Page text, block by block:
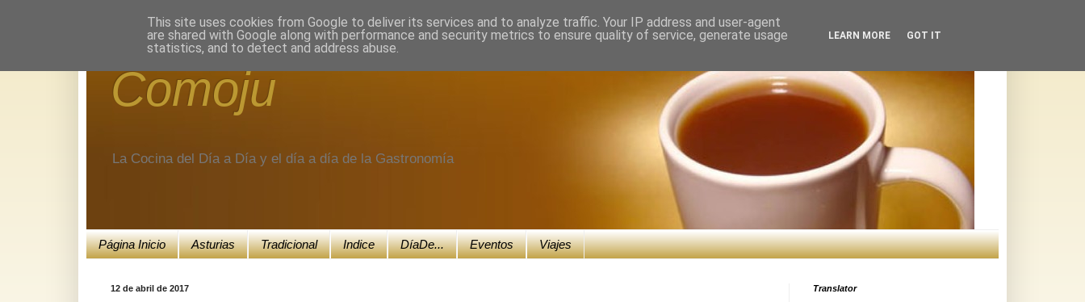
Comoju
La Cocina del Día a Día y el día a día de la Gastronomía
Página Inicio Asturias Tradicional Indice DíaDe... Eventos Viajes
12 de abril de 2017 Translator
This site uses cookies from Google to deliver its services and to analyze traffic. Your IP address and user-agent
are shared with Google along with performance and security metrics to ensure quality of service, generate usage
statistics, and to detect and address abuse.
LEARN MORE GOT IT